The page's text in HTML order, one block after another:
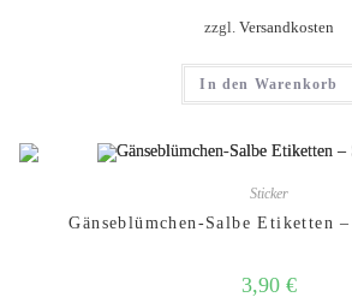
zzgl. Versandkosten
In den Warenkorb
Sticker
Gänseblümchen-Salbe Etiketten
3,90 €